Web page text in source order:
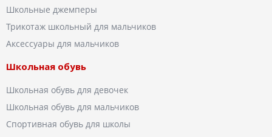
Школьные джемперы
Трикотаж школьный для мальчиков
Аксессуары для мальчиков
Школьная обувь
Школьная обувь для девочек
Школьная обувь для мальчиков
Спортивная обувь для школы